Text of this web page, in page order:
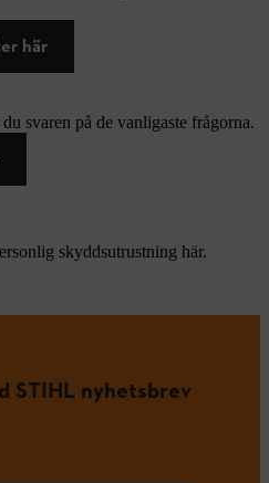
här
svaren på de vanligaste frågorna.
skyddsutrustning här.
STIHL nyhetsbrev